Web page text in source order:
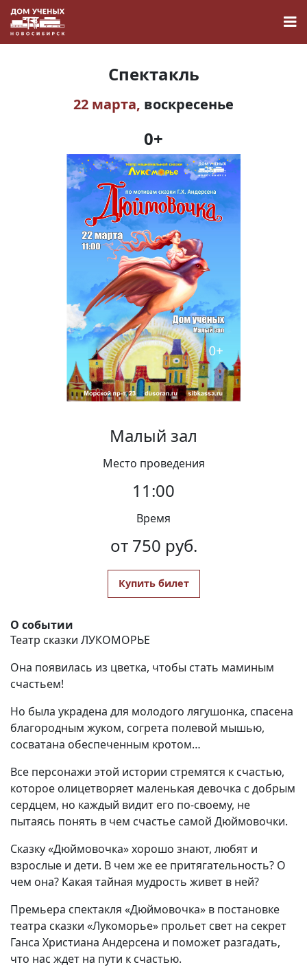
Наука
О Доме учёных
Виртуальный тур
Контакты
Вакансии
Спектакль
22 марта, воскресенье
0+
Малый зал
Место проведения
11:00
Время
от 750 руб.
Купить билет
О событии
Театр сказки ЛУКОМОРЬЕ
Она появилась из цветка, чтобы стать маминым
счастьем!
Но была украдена для молодого лягушонка, спасена
благородным жуком, согрета полевой мышью,
сосватана обеспеченным кротом…
Все персонажи этой истории стремятся к счастью,
которое олицетворяет маленькая девочка с добрым
сердцем, но каждый видит его по-своему, не
пытаясь понять в чем счастье самой Дюймовочки.
Сказку «Дюймовочка» хорошо знают, любят и
взрослые и дети. В чем же ее притягательность? О
чем она? Какая тайная мудрость живет в ней?
Премьера спектакля «Дюймовочка» в постановке
театра сказки «Лукоморье» прольет свет на секрет
Ганса Христиана Андерсена и поможет разгадать,
что нас ждет на пути к счастью.